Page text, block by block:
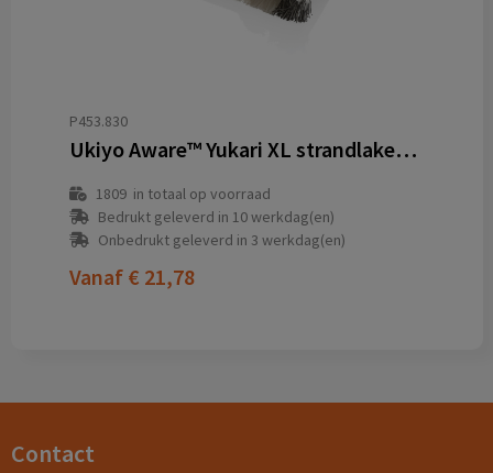
P453.830
Ukiyo Aware™ Yukari XL strandlaken 100x180cm
1809in totaal op voorraad
Bedrukt geleverd in 10 werkdag(en)
Onbedrukt geleverd in 3 werkdag(en)
Vanaf € 21,78
Contact